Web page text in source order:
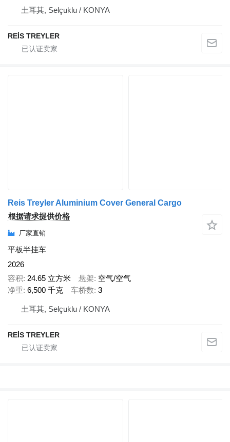
土耳其, Selçuklu / KONYA
REİS TREYLER
Reis Treyler Aluminium Cover General Cargo
根据请求提供价格
厂家直销
平板半挂车
2026
容积 24.65 立方米 悬架 空气/空气
净重 6,500 千克 车桥数 3
土耳其, Selçuklu / KONYA
REİS TREYLER